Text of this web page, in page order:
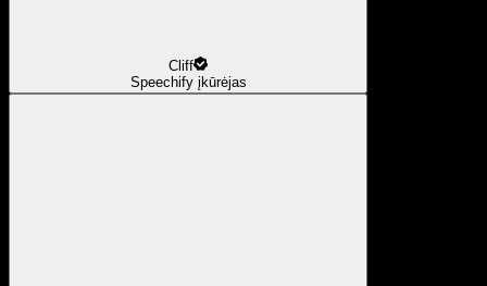
Cliff
Speechify įkūrėjas